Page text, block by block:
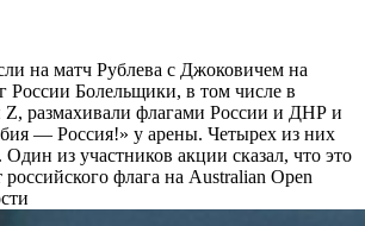
на матч Рублева с Джоковичем на
России Болельщики, в том числе в
Z, размахивали флагами России и ДНР и
— Россия!» у арены. Четырех из них
из участников акции сказал, что это
российского флага на Australian Open